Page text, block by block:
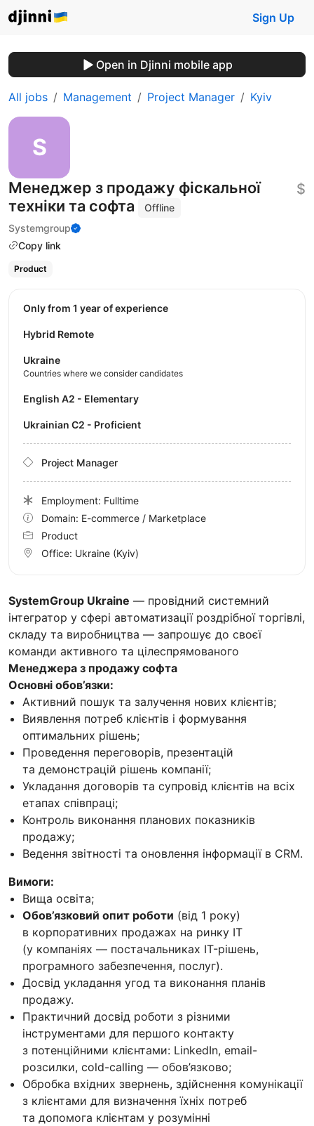
Sign Up
Open in Djinni mobile app
All jobs Management Project Manager Kyiv
Менеджер з продажу фіскальної
техніки та софта
Offline
Systemgroup
Copy link
$
Product
SystemGroup Ukraine — провідний системний
інтегратор у сфері автоматизації роздрібної торгівлі,
складу та виробництва — запрошує до своєї
команди активного та цілеспрямованого
Менеджера з продажу софта
Основні обов’язки:
Активний пошук та залучення нових клієнтів;
Виявлення потреб клієнтів і формування
оптимальних рішень;
Проведення переговорів, презентацій
та демонстрацій рішень компанії;
Укладання договорів та супровід клієнтів на всіх
етапах співпраці;
Контроль виконання планових показників
продажу;
Ведення звітності та оновлення інформації в CRM.
Вимоги:
Вища освіта;
Обов’язковий опит роботи (від 1 року)
в корпоративних продажах на ринку IT
(у компаніях — постачальниках IT-рішень,
програмного забезпечення, послуг).
Досвід укладання угод та виконання планів
продажу.
Практичний досвід роботи з різними
інструментами для першого контакту
з потенційними клієнтами: LinkedIn, email-
розсилки, cold-calling — обов’язково;
Обробка вхідних звернень, здійснення комунікації
з клієнтами для визначення їхніх потреб
та допомога клієнтам у розумінні
Only from 1 year of experience
Hybrid Remote
Ukraine
Countries where we consider candidates
English A2 - Elementary
Ukrainian C2 - Proficient
Project Manager
Employment: Fulltime
Domain: E-commerce / Marketplace
Product
Office: Ukraine (Kyiv)